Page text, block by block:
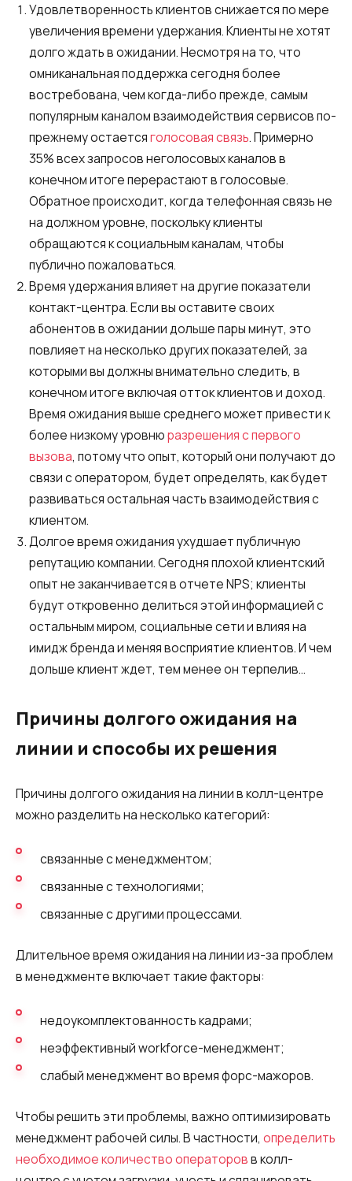
Удовлетворенность клиентов снижается по мере
увеличения времени удержания. Клиенты не хотят
долго ждать в ожидании. Несмотря на то, что
омниканальная поддержка сегодня более
востребована, чем когда-либо прежде, самым
популярным каналом взаимодействия сервисов по-
прежнему остаетсяголосовая связь. Примерно
35% всех запросов неголосовых каналов в
конечном итоге перерастают в голосовые.
Обратное происходит, когда телефонная связь не
на должном уровне, поскольку клиенты
обращаются к социальным каналам, чтобы
публично пожаловаться.
Время удержания влияет на другие показатели
контакт-центра. Если вы оставите своих
абонентов в ожидании дольше пары минут, это
повлияет на несколько других показателей, за
которыми вы должны внимательно следить, в
конечном итоге включая отток клиентов и доход.
Время ожидания выше среднего может привести к
более низкому уровнюразрешения с первого
вызова, потому что опыт, который они получают до
связи с оператором, будет определять, как будет
развиваться остальная часть взаимодействия с
клиентом.
Долгое время ожидания ухудшает публичную
репутацию компании. Сегодня плохой клиентский
опыт не заканчивается в отчете NPS; клиенты
будут откровенно делиться этой информацией с
остальным миром, социальные сети и влияя на
имидж бренда и меняя восприятие клиентов. И чем
дольше клиент ждет, тем менее он терпелив…
Причины долгого ожидания на
линии и способы их решения
Причины долгого ожидания на линии в колл-центре
можно разделить на несколько категорий:
связанные с менеджментом;
связанные с технологиями;
связанные с другими процессами.
Длительное время ожидания на линии из-за проблем
в менеджменте включает такие факторы:
недоукомплектованность кадрами;
неэффективный workforce-менеджмент;
слабый менеджмент во время форс-мажоров.
Чтобы решить эти проблемы, важно оптимизировать
менеджмент рабочей силы. В частности, определить
необходимое количество операторовв колл-